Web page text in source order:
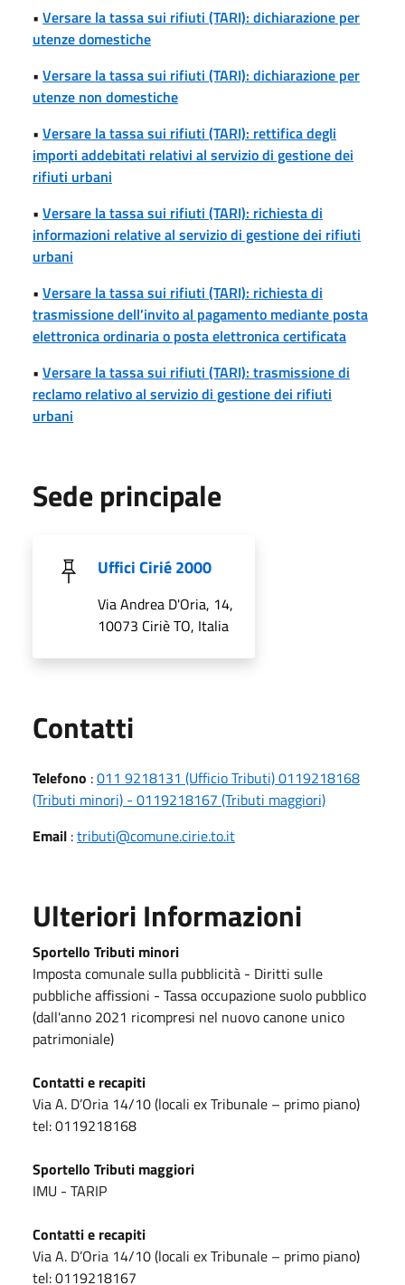
• Versare la tassa sui rifiuti (TARI): dichiarazione per
utenze domestiche
• Versare la tassa sui rifiuti (TARI): dichiarazione per
utenze non domestiche
• Versare la tassa sui rifiuti (TARI): rettifica degli
importi addebitati relativi al servizio di gestione dei
rifiuti urbani
• Versare la tassa sui rifiuti (TARI): richiesta di
informazioni relative al servizio di gestione dei rifiuti
urbani
• Versare la tassa sui rifiuti (TARI): richiesta di
trasmissione dell’invito al pagamento mediante posta
elettronica ordinaria o posta elettronica certificata
• Versare la tassa sui rifiuti (TARI): trasmissione di
reclamo relativo al servizio di gestione dei rifiuti
urbani
Sede principale
Uffici Cirié 2000
Via Andrea D'Oria, 14,
10073 Ciriè TO, Italia
Contatti
Telefono :011 9218131 (Ufficio Tributi) 0119218168
(Tributi minori) - 0119218167 (Tributi maggiori)
Email :tributi@comune.cirie.to.it
Ulteriori Informazioni
Sportello Tributi minori
Imposta comunale sulla pubblicità - Diritti sulle
pubbliche affissioni - Tassa occupazione suolo pubblico
(dall'anno 2021 ricompresi nel nuovo canone unico
patrimoniale)
Contatti e recapiti
Via A. D’Oria 14/10 (locali ex Tribunale – primo piano)
tel: 0119218168
Sportello Tributi maggiori
IMU - TARIP
Contatti e recapiti
Via A. D’Oria 14/10 (locali ex Tribunale – primo piano)
tel: 0119218167